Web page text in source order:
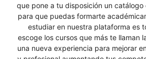
que pone a tu disposición un
para que puedas formarte
estudiar en nuestra plataforma es
escoge los cursos que más te llaman
una nueva experiencia para mejorar